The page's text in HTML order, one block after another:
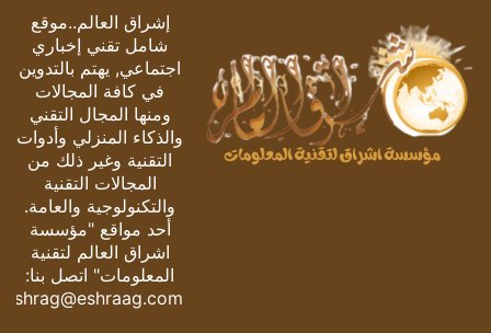
إشراق العالم..موقع
شامل تقني إخباري
اجتماعي, يهتم بالتدوين
في كافة المجالات
ومنها المجال التقني
والذكاء المنزلي وأدوات
التقنية وغير ذلك من
المجالات التقنية
والتكنولوجية والعامة.
أحد مواقع "مؤسسة
اشراق العالم لتقنية
المعلومات" اتصل بنا:
eshrag@eshraag.com